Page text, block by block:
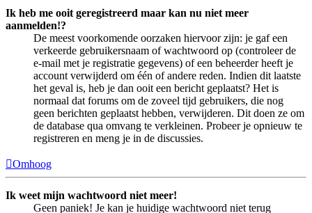
Ik heb me ooit geregistreerd maar kan nu niet meer
aanmelden!?
De meest voorkomende oorzaken hiervoor zijn: je gaf een
verkeerde gebruikersnaam of wachtwoord op (controleer de
e-mail met je registratie gegevens) of een beheerder heeft je
account verwijderd om één of andere reden. Indien dit laatste
het geval is, heb je dan ooit een bericht geplaatst? Het is
normaal dat forums om de zoveel tijd gebruikers, die nog
geen berichten geplaatst hebben, verwijderen. Dit doen ze om
de database qua omvang te verkleinen. Probeer je opnieuw te
registreren en meng je in de discussies.
Omhoog
Ik weet mijn wachtwoord niet meer!
Geen paniek! Je kan je huidige wachtwoord niet terug